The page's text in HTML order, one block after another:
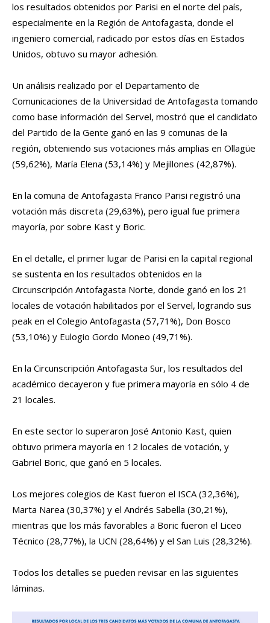
los resultados obtenidos por Parisi en el norte del país,
especialmente en la Región de Antofagasta, donde el
ingeniero comercial, radicado por estos días en Estados
Unidos, obtuvo su mayor adhesión.
Un análisis realizado por el Departamento de
Comunicaciones de la Universidad de Antofagasta tomando
como base información del Servel, mostró que el candidato
del Partido de la Gente ganó en las 9 comunas de la
región, obteniendo sus votaciones más amplias en Ollagüe
(59,62%), María Elena (53,14%) y Mejillones (42,87%).
En la comuna de Antofagasta Franco Parisi registró una
votación más discreta (29,63%), pero igual fue primera
mayoría, por sobre Kast y Boric.
En el detalle, el primer lugar de Parisi en la capital regional
se sustenta en los resultados obtenidos en la
Circunscripción Antofagasta Norte, donde ganó en los 21
locales de votación habilitados por el Servel, logrando sus
peak en el Colegio Antofagasta (57,71%), Don Bosco
(53,10%) y Eulogio Gordo Moneo (49,71%).
En la Circunscripción Antofagasta Sur, los resultados del
académico decayeron y fue primera mayoría en sólo 4 de
21 locales.
En este sector lo superaron José Antonio Kast, quien
obtuvo primera mayoría en 12 locales de votación, y
Gabriel Boric, que ganó en 5 locales.
Los mejores colegios de Kast fueron el ISCA (32,36%),
Marta Narea (30,37%) y el Andrés Sabella (30,21%),
mientras que los más favorables a Boric fueron el Liceo
Técnico (28,77%), la UCN (28,64%) y el San Luis (28,32%).
Todos los detalles se pueden revisar en las siguientes
láminas.